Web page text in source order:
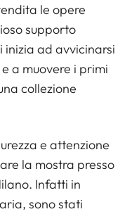
le opere
supporto
inizia ad avvicinarsi
a muovere i primi
collezione
e attenzione
la mostra presso
Infatti in
sono stati